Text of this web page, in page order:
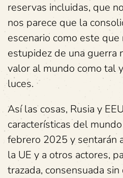
reservas incluidas, que
nos parece que la
escenario como este
estupidez de una guerra
valor al mundo como tal
luces.
Así las cosas, Rusia y
características del
febrero 2025 y sentarán
la UE y a otros actores,
trazada, consensuada